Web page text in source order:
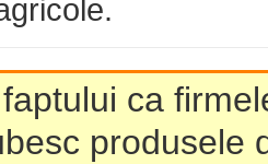
ca
produsele